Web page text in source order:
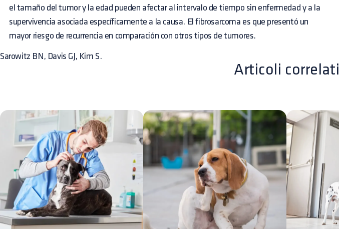
el tamaño del tumor y la edad pueden afectar al intervalo de tiempo sin enfermedad y a la
supervivencia asociada específicamente a la causa. El fibrosarcoma es que presentó un
mayor riesgo de recurrencia en comparación con otros tipos de tumores.
Sarowitz BN, Davis GJ, Kim S.
Articoli correlati